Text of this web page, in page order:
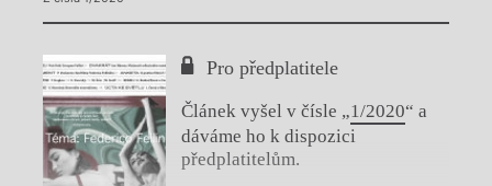
Pro předplatitele
Článek vyšel v čísle „1/2020“ a
dáváme ho k dispozici
předplatitelům.